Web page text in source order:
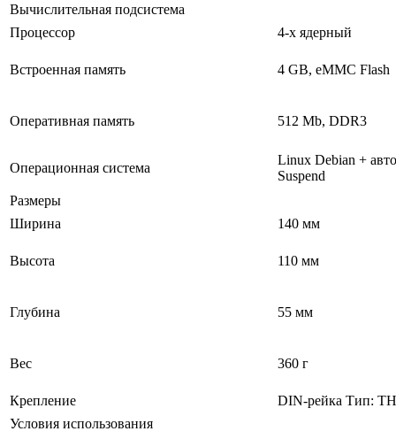
Вычислительная подсистема
Процессор
4-х ядерный
Встроенная память 4 GB, eMMC Flash
Оперативная память 512 Mb, DDR3
Операционная система
Linux Debian +
Suspend
Размеры
Ширина
140 мм
Высота 110 мм
Глубина 55 мм
Вес 360 г
Крепление
DIN-рейка Тип:
Условия использования